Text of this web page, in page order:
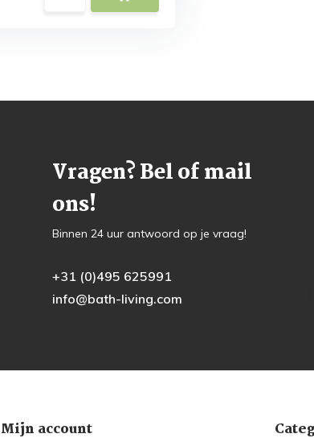
Vragen? Bel of mail
ons!
Binnen 24 uur antwoord op je vraag!
+31 (0)495 625991
info@bath-living.com
Mijn account